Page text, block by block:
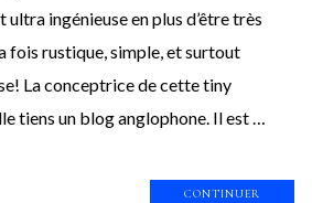
ingénieuse en plus d’être très
fois rustique, simple, et surtout
La conceptrice de cette tiny
tiens un blog anglophone. Il est …
CONTINUER